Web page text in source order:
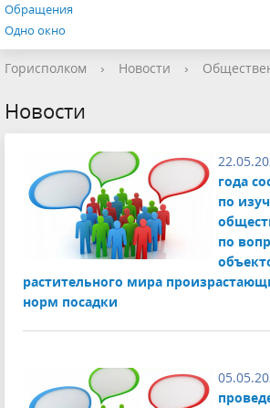
Обращения
Одно окно
Горисполком › Новости ›
Новости
года
по
по
растительного мира
норм посадки